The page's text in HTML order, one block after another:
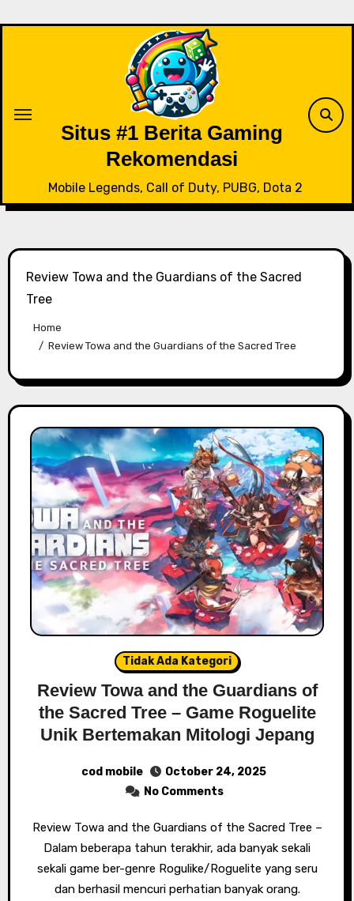
Situs #1 Berita Gaming
Rekomendasi
Mobile Legends, Call of Duty, PUBG, Dota 2
Review Towa and the Guardians of the Sacred
Tree
Home
Review Towa and the Guardians of the Sacred Tree
Tidak Ada Kategori
Review Towa and the Guardians of
the Sacred Tree – Game Roguelite
Unik Bertemakan Mitologi Jepang
cod mobile
October 24, 2025
No Comments
Review Towa and the Guardians of the Sacred Tree –
Dalam beberapa tahun terakhir, ada banyak sekali
sekali game ber-genre Rogulike/Roguelite yang seru
dan berhasil mencuri perhatian banyak orang.